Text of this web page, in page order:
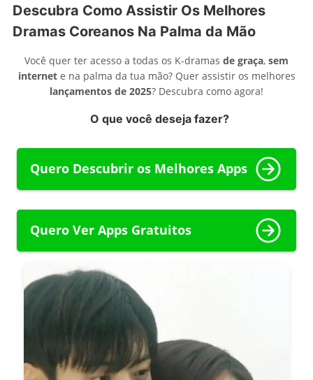
Descubra Como Assistir Os Melhores
Dramas Coreanos Na Palma da Mão
Você quer ter acesso a todas os K-dramas de graça, sem
internete na palma da tua mão? Quer assistir os melhores
lançamentos de 2025? Descubra como agora!
O que você deseja fazer?
Quero Descubrir os Melhores Apps
Quero Ver Apps Gratuitos